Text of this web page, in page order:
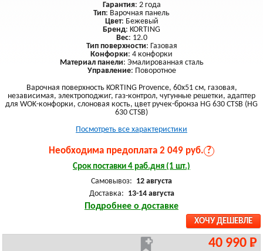
Гарантия: 2 года
Тип: Варочная панель
Цвет: Бежевый
Бренд: KORTING
Вес: 12.0
Тип поверхности: Газовая
Конфорки: 4 конфорки
Материал панели: Эмалированная сталь
Управление: Поворотное
Варочная поверхность KORTING Provence, 60x51 см, газовая,
независимая, электроподжиг, газ-контрол, чугунные решетки, адаптер
для WOK-конфорки, слоновая кость, цвет ручек-бронза HG 630 CTSB (HG
630 CTSB)
Посмотреть все характеристики
Необходима предоплата 2 049 руб. ?
Срок поставки 4 раб.дня (1 шт.)
Самовывоз: 12 августа
Доставка: 13-14 августа
Подробнее о доставке
ХОЧУ ДЕШЕВЛЕ
40 990 Р